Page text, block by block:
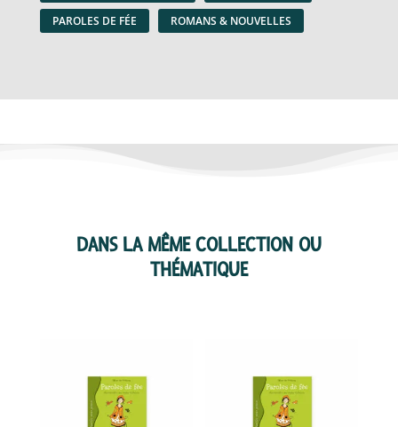
PAROLES DE FÉE
ROMANS & NOUVELLES
DANS LA MÊME COLLECTION OU
THÉMATIQUE